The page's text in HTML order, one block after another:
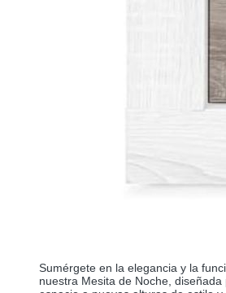
Sumérgete en la elegancia y la
nuestra Mesita de Noche, diseñada